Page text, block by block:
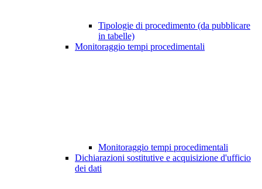
Tipologie di procedimento (da pubblicare
in tabelle)
Monitoraggio tempi procedimentali
Monitoraggio tempi procedimentali
Dichiarazioni sostitutive e acquisizione d'ufficio
dei dati